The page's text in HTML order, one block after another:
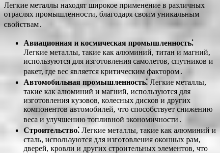
Легкие металлы находят широкое применение в различных
отраслях промышленности, благодаря своим уникальным
свойствам․
Авиационная и космическая промышленность⁚
Легкие металлы, такие как алюминий, титан и магний,
используются для изготовления самолетов, спутников и
ракет, где вес является критическим фактором․
Автомобильная промышленность⁚ Легкие металлы,
такие как алюминий и магний, используются для
изготовления кузовов, колесных дисков и других
компонентов автомобилей, что способствует снижению
веса и улучшению топливной экономичности․
Строительство⁚ Легкие металлы, такие как алюминий и
сталь, используются для изготовления оконных рам,
дверей, кровли и других строительных элементов, что